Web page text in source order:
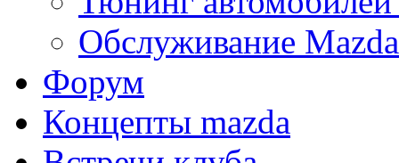
Обслуживание Mazda
Форум
Концепты mazda